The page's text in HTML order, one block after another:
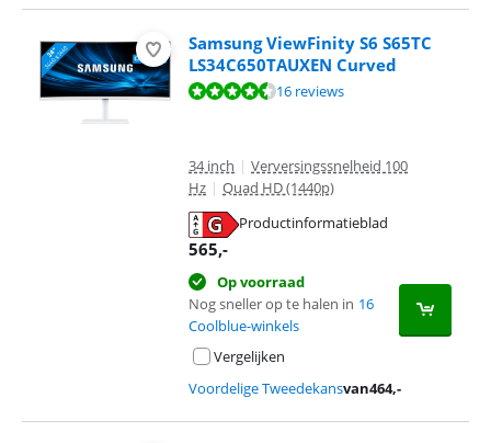
Samsung ViewFinity S6 S65TC
LS34C650TAUXEN Curved
Beoordeling is 8,5 van de 10, gebaseerd op 16 reviews.
16 reviews
34 inch | Verversingssnelheid 100
Hz | Quad HD (1440p)
Productinformatieblad
565,-
Op voorraad
Nog sneller op te halen in 16
Coolblue-winkels
Vergelijken
Voordelige Tweedekansvan464,-